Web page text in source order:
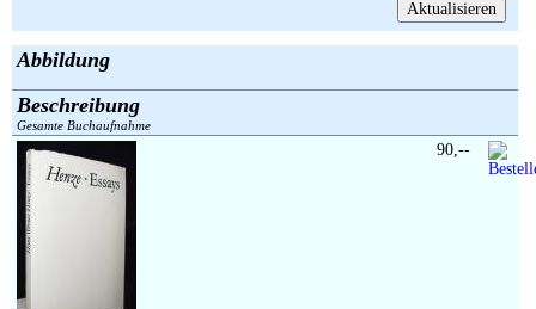
AGB
Widerruf
Über uns
Aktuelle Kataloge
Kontakt
Ankauf
Links
Abbildung
Beschreibung
Gesamte Buchaufnahme
90,--